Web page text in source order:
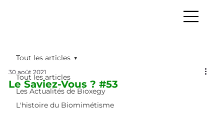
Tout les articles
Les Actualités de Bioxegy
L'histoire du Biomimétisme
Tout les articles
Le Saviez-Vous ? #53
30 août 2021